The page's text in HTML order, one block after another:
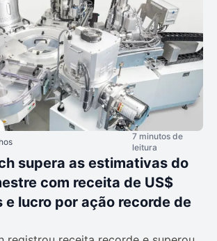
7 minutos de
leitura
supera as estimativas do
com receita de US$
e lucro por ação recorde de